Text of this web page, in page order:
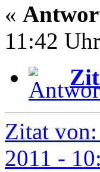
«
11:42
Zitat von:
2011 -